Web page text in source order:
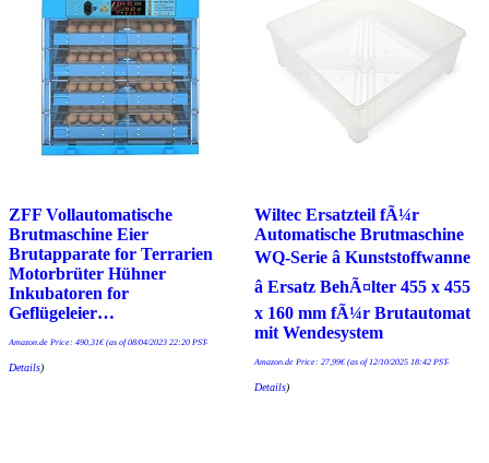
ZFF Vollautomatische
Brutmaschine Eier
Brutapparate for Terrarien
Motorbrüter Hühner
Inkubatoren for
Geflügeleier…
Amazon.de Price: 490,31€(as of 08/04/2023 22:20 PST-
Details)
Wiltec Ersatzteil fÃ¼r
Automatische Brutmaschine
WQ-Serie â Kunststoffwanne
â Ersatz BehÃ¤lter 455 x 455
x 160 mm fÃ¼r Brutautomat
mit Wendesystem
Amazon.de Price: 27,99€(as of 12/10/2025 18:42 PST-
Details)